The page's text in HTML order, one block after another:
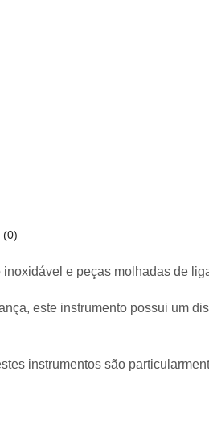
(0)
e peças molhadas de
este instrumento possui um
instrumentos são